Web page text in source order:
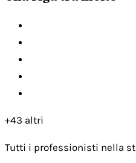
+43 altri
Tutti i professionisti nella